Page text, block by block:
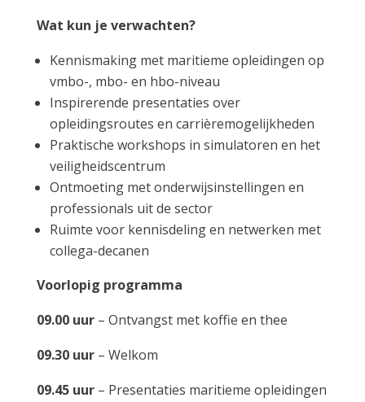
Wat kun je verwachten?
Kennismaking met maritieme opleidingen op
vmbo-, mbo- en hbo-niveau
Inspirerende presentaties over
opleidingsroutes en carrièremogelijkheden
Praktische workshops in simulatoren en het
veiligheidscentrum
Ontmoeting met onderwijsinstellingen en
professionals uit de sector
Ruimte voor kennisdeling en netwerken met
collega-decanen
Voorlopig programma
09.00 uur– Ontvangst met koffie en thee
09.30 uur– Welkom
09.45 uur– Presentaties maritieme opleidingen